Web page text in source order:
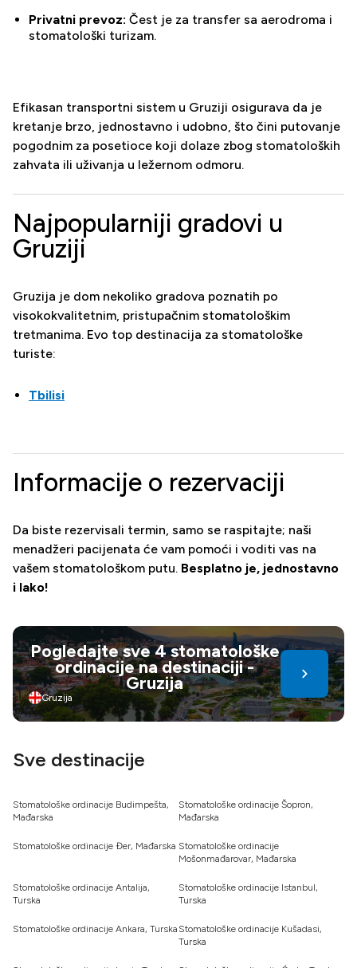
Privatni prevoz: Čest je za transfer sa aerodroma i
stomatološki turizam.
Efikasan transportni sistem u Gruziji osigurava da je
kretanje brzo, jednostavno i udobno, što čini putovanje
pogodnim za posetioce koji dolaze zbog stomatoloških
zahvata ili uživanja u ležernom odmoru.
Najpopularniji gradovi u
Gruziji
Gruzija je dom nekoliko gradova poznatih po
visokokvalitetnim, pristupačnim stomatološkim
tretmanima. Evo top destinacija za stomatološke
turiste:
Tbilisi
Informacije o rezervaciji
Da biste rezervisali termin, samo se raspitajte; naši
menadžeri pacijenata će vam pomoći i voditi vas na
vašem stomatološkom putu. Besplatno je, jednostavno
i lako!
Pogledajte sve 4 stomatološke
ordinacije na destinaciji -
Gruzija
Gruzija
Sve destinacije
Stomatološke ordinacije Budimpešta,
Mađarska
Stomatološke ordinacije Šopron,
Mađarska
Stomatološke ordinacije Đer, Mađarska Stomatološke ordinacije
Mošonmađarovar, Mađarska
Stomatološke ordinacije Antalija,
Turska
Stomatološke ordinacije Istanbul,
Turska
Stomatološke ordinacije Ankara, Turska Stomatološke ordinacije Kušadasi,
Turska